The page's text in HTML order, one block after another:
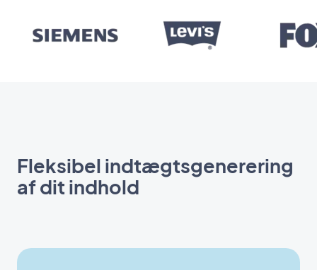
Fleksibel indtægtsgenerering
af dit indhold